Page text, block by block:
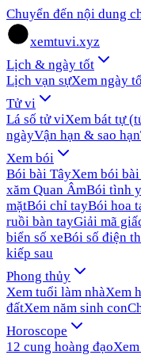
Chuyển đến nội dung
xemtuvi.xyz
Lịch & ngày tốt
Lịch vạn sựXem ngày
Tử vi
Lá số tử viXem bát tự
ngàyVận hạn & sao hạn
Xem bói
Bói bài TâyXem bói
xăm Quan ÂmBói tình
mặtBói chỉ tayBói hoa
ruồi bàn tayGiải mã
biển số xeBói số điện
kiếp sau
Phong thủy
Xem tuổi làm nhàXem
đấtXem năm sinh con
Horoscope
12 cung hoàng đạo